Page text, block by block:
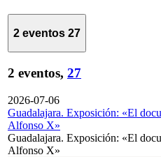
2 eventos 27
2 eventos, 27
2026-07-06
Guadalajara. Exposición: «El
Alfonso X»
Guadalajara. Exposición: «El
Alfonso X»